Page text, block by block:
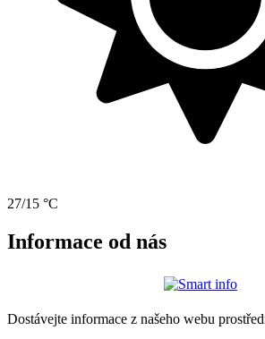
27/15 °C
Informace od nás
Dostávejte informace z našeho webu